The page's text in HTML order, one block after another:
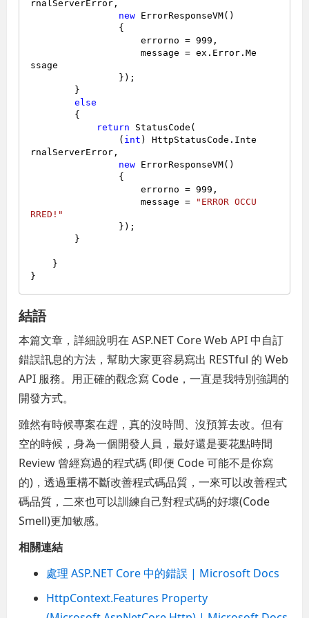
rnalServerError,
new ErrorResponseVM()
                    errorno =
999 ,
                    message = ex.Error.Me
ssage
else
return StatusCode(
                (
int ) HttpStatusCode.Inte
rnalServerError,
new ErrorResponseVM()
                    errorno =
999 ,
                    message =
"ERROR OCCU
RRED!"
結語
本篇文章，詳細說明在 ASP.NET Core Web API 中自訂
錯誤訊息的方法，幫助大家更容易寫出 RESTful 的 Web
API 服務。用正確的觀念寫 Code，一直是我特別強調的
開發方式。
雖然有時候專案在趕，真的沒時間、沒預算去改。但有
空的時候，身為一個開發人員，最好還是要花點時間
Review 曾經寫過的程式碼 (即便 Code 可能不是你寫
的)，透過重構不斷改善程式碼品質，一來可以改善程式
碼品質，二來也可以訓練自己對程式碼的好壞(Code
Smell)更加敏感。
相關連結
處理 ASP.NET Core 中的錯誤 | Microsoft Docs
HttpContext.Features Property